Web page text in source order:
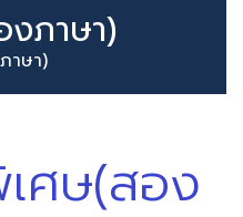
งภาษา)
าษา)
ศษ(สอง